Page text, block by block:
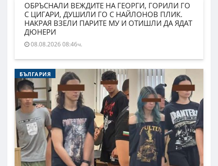
ОБРЪСНАЛИ ВЕЖДИТЕ НА ГЕОРГИ, ГОРИЛИ ГО
С ЦИГАРИ, ДУШИЛИ ГО С НАЙЛОНОВ ПЛИК.
НАКРАЯ ВЗЕЛИ ПАРИТЕ МУ И ОТИШЛИ ДА ЯДАТ
ДЮНЕРИ
08.08.2026 08:46ч.
БЪЛГАРИЯ